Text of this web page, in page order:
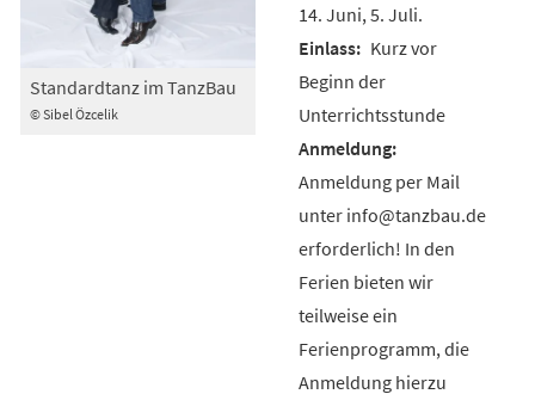
© Sibel Özcelik
Standardtanz im TanzBau
14. Juni, 5. Juli.
Kurz vor
Beginn der
Unterrichtsstunde
Anmeldung per Mail
unter info@tanzbau.de
erforderlich! In den
Ferien bieten wir
teilweise ein
Ferienprogramm, die
Anmeldung hierzu